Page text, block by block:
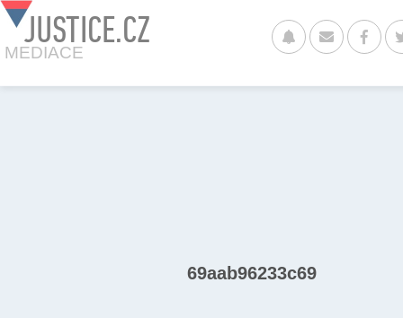
JUSTICE.CZ
MEDIACE
69aab96233c69